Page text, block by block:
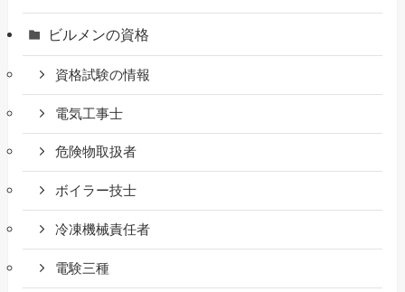
ビルメンの資格
資格試験の情報
電気工事士
危険物取扱者
ボイラー技士
冷凍機械責任者
電験三種